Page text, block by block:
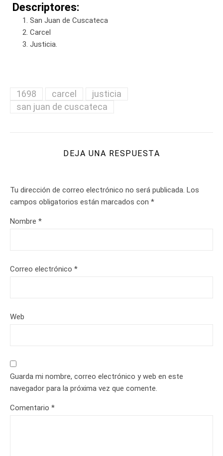
Descriptores:
San Juan de Cuscateca
Carcel
Justicia.
1698 carcel
justicia
san juan de cuscateca
DEJA UNA RESPUESTA
Tu dirección de correo electrónico no será publicada. Los
campos obligatorios están marcados con *
Nombre *
Correo electrónico *
Web
Guarda mi nombre, correo electrónico y web en este
navegador para la próxima vez que comente.
Comentario *